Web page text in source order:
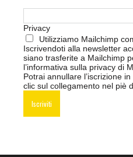
Privacy
Utilizziamo Mailchimp
Iscrivendoti alla newsletter
siano trasferite a Mailchimp
l’informativa sulla privacy di
Potrai annullare l’iscrizione
clic sul collegamento nel piè